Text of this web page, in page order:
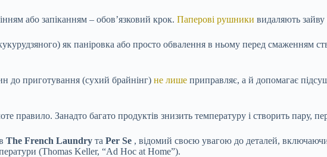
або запіканням – обов’язковий крок. Паперові рушники видаляють зайву
як паніровка або просто обвалення в ньому перед смаженням
до приготування (сухий брайнінг) не лише приправляє, а й допомагає
правило. Занадто багато продуктів знизить температуру і створить пару,
The French Laundry та Per Se , відомий своєю увагою до деталей, включаючи
(Thomas Keller, “Ad Hoc at Home”).